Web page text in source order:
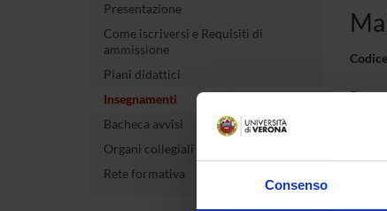
Consenso
Presentazione
Come iscriversi e Requisiti di
ammissione
Piani didattici
Insegnamenti
Bacheca avvisi
Organi collegiali e di governo
Rete formativa